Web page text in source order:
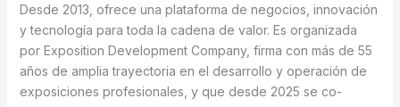
Desde 2013, ofrece una plataforma de negocios, innovación
y tecnología para toda la cadena de valor. Es organizada
por Exposition Development Company, firma con más de 55
años de amplia trayectoria en el desarrollo y operación de
exposiciones profesionales, y que desde 2025 se co-